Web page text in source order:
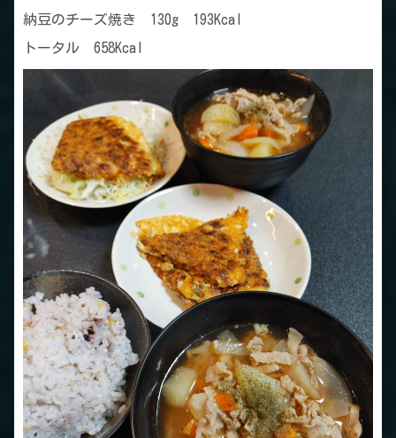
納豆のチーズ焼き 130g 193Kcal
トータル 658Kcal